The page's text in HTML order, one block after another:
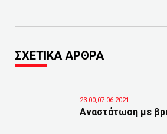
ΣΧΕΤΙΚΑ ΑΡΘΡΑ
23:00,07.06.2021
Αναστάτωση με